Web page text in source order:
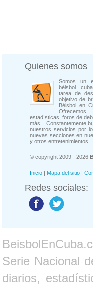
Quienes somos
Somos un
béisbol
tarea de
objetivo de
Béisbol en
estadísticas, foros de
más... Constantemente
nuestros servicios por
nuevas secciones en
y otros entretenimientos.
© copyright 2009 - 2026
Inicio | Mapa del sitio |
Redes sociales:
Serie Nacional
diarios,